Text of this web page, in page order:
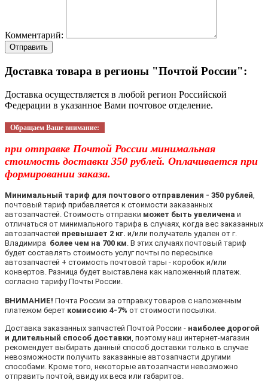
Комментарий:
Отправить
Доставка товара в регионы "Почтой России":
Доставка осуществляется в любой регион Российской
Федерации в указанное Вами почтовое отделение.
Обращаем Ваше внимание:
при отправке Почтой России минимальная
стоимость доставки 350 рублей. Оплачивается при
формировании заказа.
Минимальный тариф для почтового отправления - 350 рублей
почтовый тариф прибавляется к стоимости заказанных
автозапчастей. Стоимость отправки может быть увеличена и
отличаться от минимального тарифа в случаях, когда вес заказанных
автозапчастей превышает 2 кг. и/или получатель удален от г.
Владимира более чем на 700 км . В этих случаях почтовый тариф
будет составлять стоимость услуг почты по пересылке
автозапчастей + стоимость почтовой тары - коробок и/или
конвертов. Разница будет выставлена как наложенный платеж.
согласно тарифу Почты России.
ВНИМАНИЕ! Почта России за отправку товаров с наложенным
платежом берет комиссию 4-7% от стоимости посылки.
Доставка заказанных запчастей Почтой России - наиболее дорогой
и длительный способ доставки , поэтому наш интернет-магазин
рекомендует выбирать данный способ доставки только в случае
невозможности получить заказанные автозапчасти другими
способами. Кроме того, некоторые автозапчасти невозможно
отправить почтой, ввиду их веса или габаритов.